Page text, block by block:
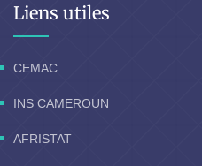
Liens utiles
CEMAC
INS CAMEROUN
AFRISTAT